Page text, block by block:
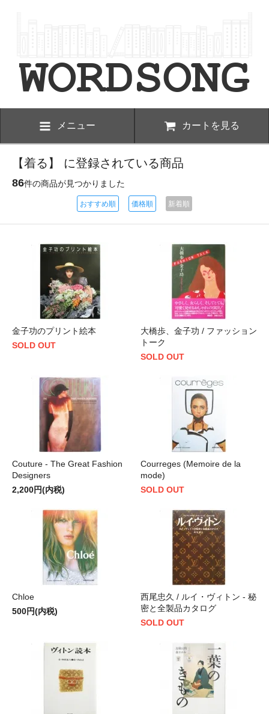
メニュー カートを見る
【着る】 に登録されている商品
86件の商品が見つかりました
おすすめ順 価格順 新着順
金子功のプリント絵本
SOLD OUT
大橋歩、金子功 / ファッション
トーク
SOLD OUT
Couture - The Great Fashion
Designers
2,200円(内税)
Courreges (Memoire de la
mode)
SOLD OUT
Chloe
500円(内税)
西尾忠久 / ルイ・ヴィトン - 秘
密と全製品カタログ
SOLD OUT